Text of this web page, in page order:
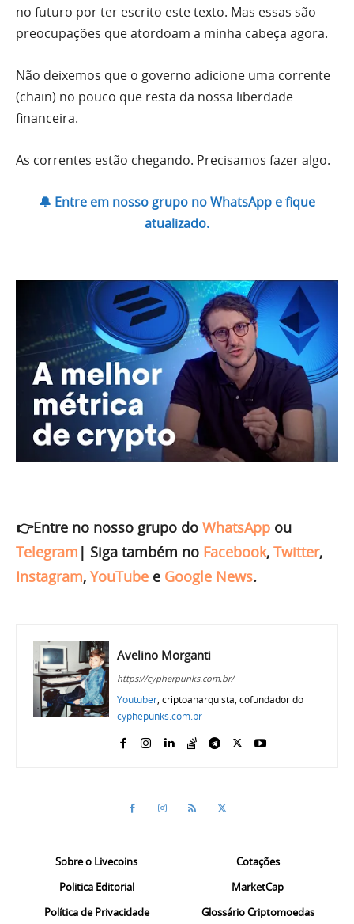
no futuro por ter escrito este texto. Mas essas são
preocupações que atordoam a minha cabeça agora.
Não deixemos que o governo adicione uma corrente
(chain) no pouco que resta da nossa liberdade
financeira.
As correntes estão chegando. Precisamos fazer algo.
🔔 Entre em nosso grupo no WhatsApp e fique
atualizado.
👉Entre no nosso grupo do WhatsApp ou
Telegram | Siga também no Facebook, Twitter,
Instagram, YouTube e Google News.
Avelino Morganti
https://cypherpunks.com.br/
Youtuber, criptoanarquista, cofundador do
cyphepunks.com.br
Sobre o Livecoins
Politica Editorial
Política de Privacidade
Cotações
MarketCap
Glossário Criptomoedas